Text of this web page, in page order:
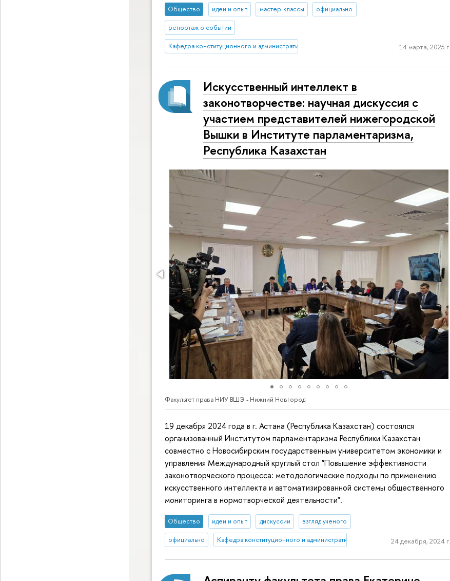
Общество идеи и опыт мастер-классы официально
репортаж о событии
Кафедра конституционного и административного права (Нижний Новгород) 14 марта, 2025 г.
Искусственный интеллект в
законотворчестве: научная дискуссия с
участием представителей нижегородской
Вышки в Институте парламентаризма,
Республика Казахстан
Факультет права НИУ ВШЭ - Нижний Новгород
19 декабря 2024 года в г. Астана (Республика Казахстан) состоялся
организованный Институтом парламентаризма Республики Казахстан
совместно с Новосибирским государственным университетом экономики и
управления Международный круглый стол "Повышение эффективности
законотворческого процесса: методологические подходы по применению
искусственного интеллекта и автоматизированной системы общественного
мониторинга в нормотворческой деятельности".
Общество идеи и опыт дискуссии взгляд ученого
официально Кафедра конституционного и административного права (Нижний Новгород)
24 декабря, 2024 г.